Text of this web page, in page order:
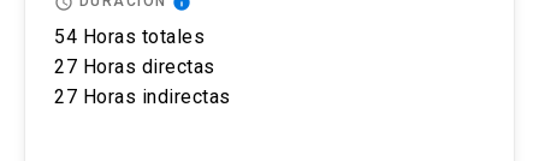
completo de la actividad para estar matriculado.
No se tramitarán postulaciones incompletas.
54 Horas totales
27 Horas directas
27 Horas indirectas